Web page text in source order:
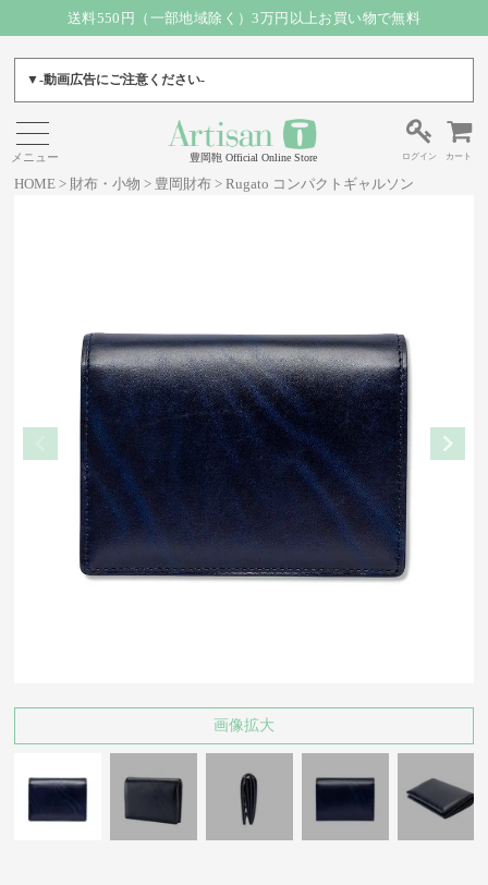
送料550円（一部地域除く）3万円以上お買い物で無料
▼-動画広告にご注意ください-
豊岡鞄 Official Online Store ログイン カート
HOME 財布・小物 豊岡財布 Rugato コンパクトギャルソン
画像拡大